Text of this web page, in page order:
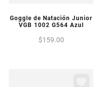
VISTA PREVIA
Goggle de Natación Junior
VGB 1002 G564 Azul
$159.00